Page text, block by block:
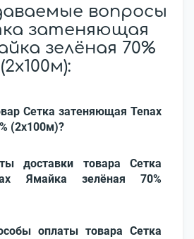
вопросы
затеняющая
зелёная 70%
(2х100м):
Сетка затеняющая Tenax
(2х100м)?
доставки товара Сетка
Ямайка зелёная 70%
оплаты товара Сетка